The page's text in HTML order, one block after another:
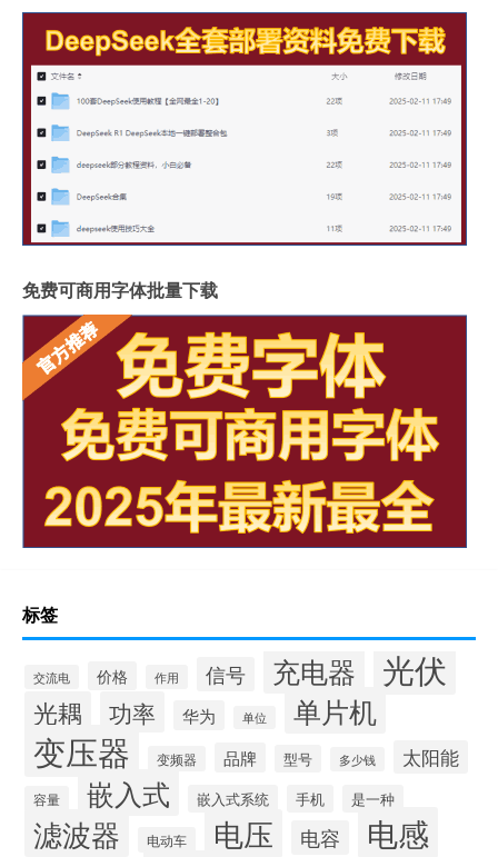
免费可商用字体批量下载
标签
交流电 价格 作用 信号 充电器 光伏
光耦 功率 华为 单位 单片机
变压器 变频器 品牌 型号 多少钱 太阳能
容量 嵌入式 嵌入式系统 手机 是一种
滤波器 电动车 电压 电容 电感